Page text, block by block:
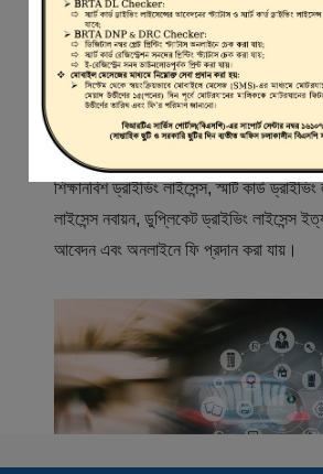
স্বাগতম
বিআরটিএ সার্ভিস পোর্টাল (বিএসপি) বাংলাদেশ
(বিআরটিএ) এর একটি অনলাইন সেবা প্রদানের
মোটরযান মালিক, মোটরযান বিক্রেতাদের
শিক্ষানবিশ ড্রাইভিং লাইসেন্স, স্মার্ট কার্ড
লাইসেন্স নবায়ন, ডুপ্লিকেট ড্রাইভিং লাইসেন্স
আবেদন এবং অনলাইনে ফি প্রদান করা যায়।